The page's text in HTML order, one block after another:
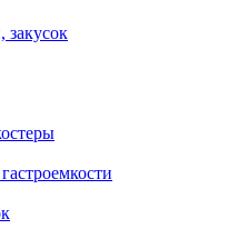
закусок